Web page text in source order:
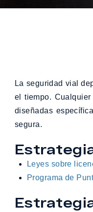
La seguridad vial
el tiempo.
diseñadas
segura.
Leyes sobre
Programa de